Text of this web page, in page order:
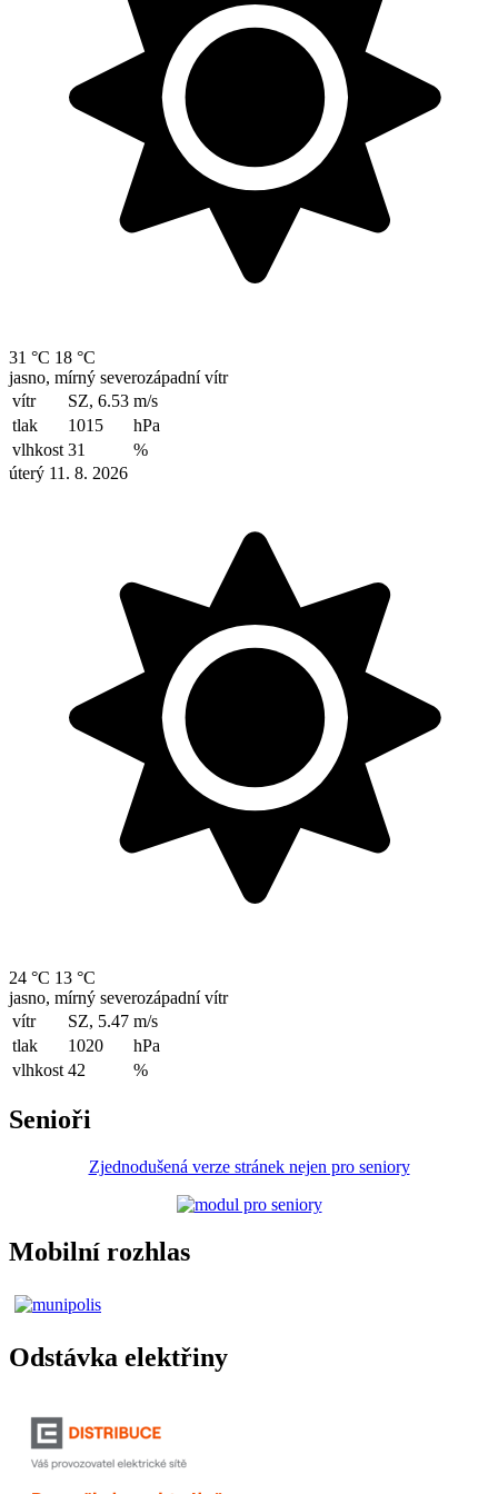
31 °C 18 °C
jasno, mírný severozápadní vítr
vítr
SZ, 6.53 m/s
tlak
1015
hPa
vlhkost 31
%
úterý 11. 8. 2026
24 °C 13 °C
jasno, mírný severozápadní vítr
vítr
SZ, 5.47 m/s
tlak
1020
hPa
vlhkost 42 %
Senioři
Zjednodušená verze stránek nejen pro seniory
Mobilní rozhlas
Odstávka elektřiny